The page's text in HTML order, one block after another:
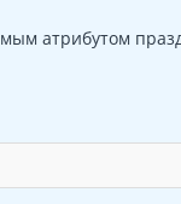
атрибутом